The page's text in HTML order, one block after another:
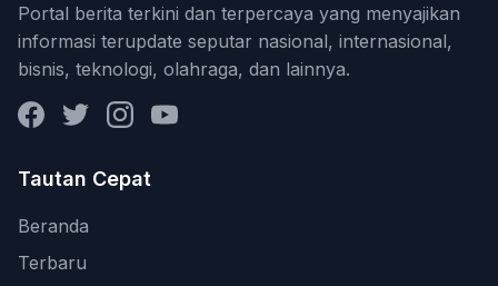
Portal berita terkini dan terpercaya yang menyajikan
informasi terupdate seputar nasional, internasional,
bisnis, teknologi, olahraga, dan lainnya.
FacebookTwitterInstagramYouTube
Tautan Cepat
Beranda
Terbaru